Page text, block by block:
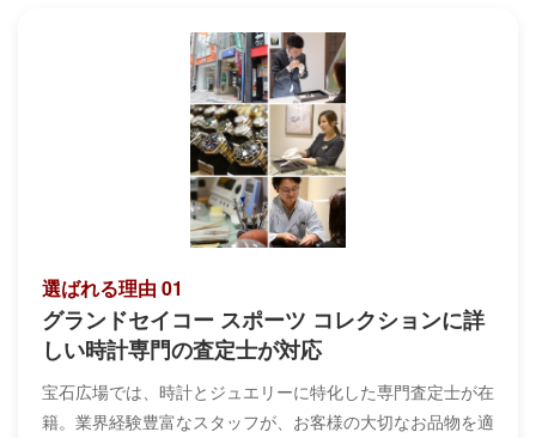
選ばれる理由 01
グランドセイコー スポーツ コレクションに詳
しい時計専門の査定士が対応
宝石広場では、時計とジュエリーに特化した専門査定士が在
籍。業界経験豊富なスタッフが、お客様の大切なお品物を適